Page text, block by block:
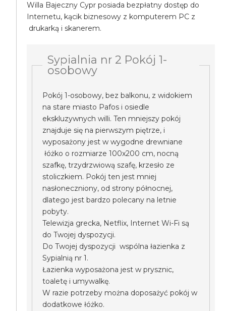
Willa Bajeczny Cypr posiada bezpłatny dostęp do
Internetu, kącik biznesowy z komputerem PC z
drukarką i skanerem.
Sypialnia nr 2 Pokój 1-
osobowy
Pokój 1-osobowy, bez balkonu, z widokiem
na stare miasto Pafos i osiedle
ekskluzywnych willi. Ten mniejszy pokój
znajduje się na pierwszym piętrze, i
wyposażony jest w wygodne drewniane
łóżko o rozmiarze 100x200 cm, nocną
szafkę, trzydrzwiową szafę, krzesło ze
stoliczkiem. Pokój ten jest mniej
nasłoneczniony, od strony północnej,
dlatego jest bardzo polecany na letnie
pobyty.
Telewizja grecka, Netflix, Internet Wi-Fi są
do Twojej dyspozycji.
Do Twojej dyspozycji wspólna łazienka z
Sypialnią nr 1.
Łazienka wyposażona jest w prysznic,
toaletę i umywalkę.
W razie potrzeby można doposażyć pokój w
dodatkowe łóżko.